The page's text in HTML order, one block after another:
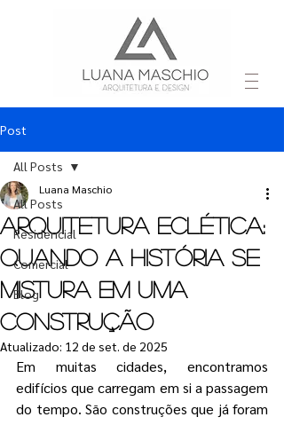
Post
All Posts
Residencial
Comercial
Blog
All Posts
Arquitetura Eclética:
Quando a História se
Mistura em uma
construção
Luana Maschio
Atualizado: 12 de set. de 2025
Em muitas cidades, encontramos
edifícios que carregam em si a passagem
do tempo. São construções que já foram